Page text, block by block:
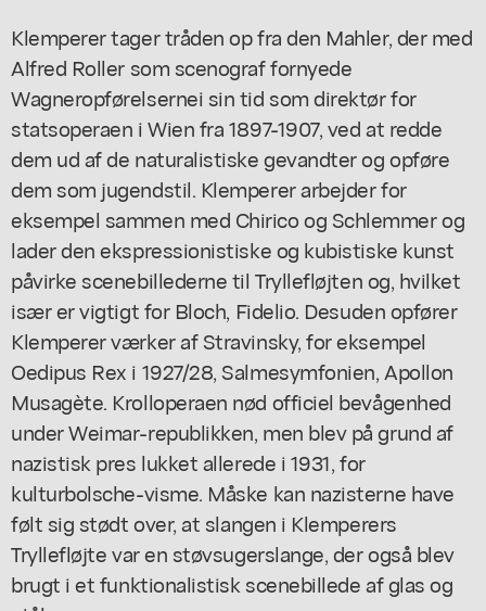
Klemperer tager tråden op fra den Mahler, der med
Alfred Roller som scenograf fornyede
Wagneropførelsernei sin tid som direktør for
statsoperaen i Wien fra 1897-1907, ved at redde
dem ud af de naturalistiske gevandter og opføre
dem som jugendstil. Klemperer arbejder for
eksempel sammen med Chirico og Schlemmer og
lader den ekspressionistiske og kubistiske kunst
påvirke scenebillederne til Tryllefløjten og, hvilket
især er vigtigt for Bloch, Fidelio. Desuden opfører
Klemperer værker af Stravinsky, for eksempel
Oedipus Rex i 1927/28, Salmesymfonien, Apollon
Musagète. Krolloperaen nød officiel bevågenhed
under Weimar-republikken, men blev på grund af
nazistisk pres lukket allerede i 1931, for
kulturbolsche-visme. Måske kan nazisterne have
følt sig stødt over, at slangen i Klemperers
Tryllefløjte var en støvsugerslange, der også blev
brugt i et funktionalistisk scenebillede af glas og